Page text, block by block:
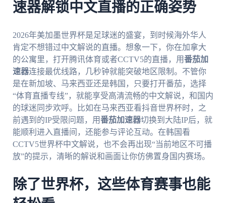
速器解锁中文直播的正确姿势
2026年美加墨世界杯是足球迷的盛宴，到时候海外华人
肯定不想错过中文解说的直播。想象一下，你在加拿大
的公寓里，打开腾讯体育或者CCTV5的直播，用番茄加
速器连接最优线路，几秒钟就能突破地区限制。不管你
是在新加坡、马来西亚还是韩国，只要打开番茄，选择
“体育直播专线”，就能享受高清流畅的中文解说，和国内
的球迷同步欢呼。比如在马来西亚看抖音世界杯时，之
前遇到的IP受限问题，用番茄加速器切换到大陆IP后，就
能顺利进入直播间，还能参与评论互动。在韩国看
CCTV5世界杯中文解说，也不会再出现“当前地区不可播
放”的提示，清晰的解说和画面让你仿佛置身国内赛场。
除了世界杯，这些体育赛事也能